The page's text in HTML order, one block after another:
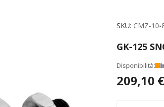
SKU CMZ-10-
GK-125
209,10 €